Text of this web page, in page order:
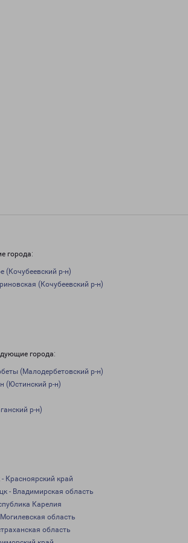
города:
(Кочубеевский р-н)
(Кочубеевский р-н)
города:
(Малодербетовский р-н)
(Юстинский р-н)
р-н)
Красноярский край
- Владимирская область
Карелия
область
область